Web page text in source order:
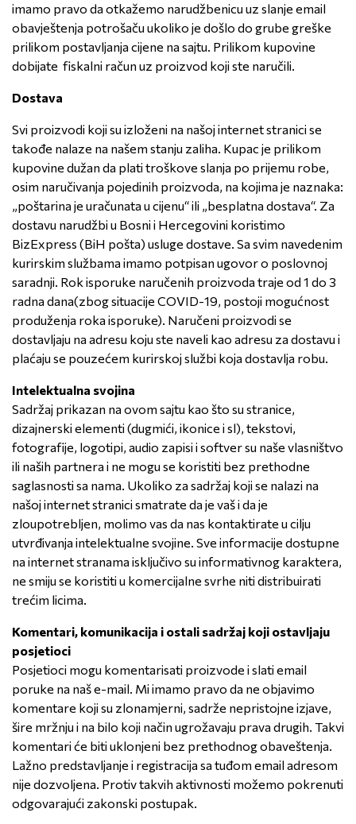
imamo pravo da otkažemo narudžbenicu uz slanje email
obavještenja potrošaču ukoliko je došlo do grube greške
prilikom postavljanja cijene na sajtu. Prilikom kupovine
dobijate fiskalni račun uz proizvod koji ste naručili.
Dostava
Svi proizvodi koji su izloženi na našoj internet stranici se
takođe nalaze na našem stanju zaliha. Kupac je prilikom
kupovine dužan da plati troškove slanja po prijemu robe,
osim naručivanja pojedinih proizvoda, na kojima je naznaka:
„poštarina je uračunata u cijenu“ ili „besplatna dostava“. Za
dostavu narudžbi u Bosni i Hercegovini koristimo
BizExpress (BiH pošta) usluge dostave. Sa svim navedenim
kurirskim službama imamo potpisan ugovor o poslovnoj
saradnji. Rok isporuke naručenih proizvoda traje od 1 do 3
radna dana(zbog situacije COVID-19, postoji mogućnost
produženja roka isporuke). Naručeni proizvodi se
dostavljaju na adresu koju ste naveli kao adresu za dostavu i
plaćaju se pouzećem kurirskoj službi koja dostavlja robu.
Intelektualna svojina
Sadržaj prikazan na ovom sajtu kao što su stranice,
dizajnerski elementi (dugmići, ikonice i sl), tekstovi,
fotografije, logotipi, audio zapisi i softver su naše vlasništvo
ili naših partnera i ne mogu se koristiti bez prethodne
saglasnosti sa nama. Ukoliko za sadržaj koji se nalazi na
našoj internet stranici smatrate da je vaš i da je
zloupotrebljen, molimo vas da nas kontaktirate u cilju
utvrđivanja intelektualne svojine. Sve informacije dostupne
na internet stranama isključivo su informativnog karaktera,
ne smiju se koristiti u komercijalne svrhe niti distribuirati
trećim licima.
Komentari, komunikacija i ostali sadržaj koji ostavljaju
posjetioci
Posjetioci mogu komentarisati proizvode i slati email
poruke na naš e-mail. Mi imamo pravo da ne objavimo
komentare koji su zlonamjerni, sadrže nepristojne izjave,
šire mržnju i na bilo koji način ugrožavaju prava drugih. Takvi
komentari će biti uklonjeni bez prethodnog obaveštenja.
Lažno predstavljanje i registracija sa tuđom email adresom
nije dozvoljena. Protiv takvih aktivnosti možemo pokrenuti
odgovarajući zakonski postupak.